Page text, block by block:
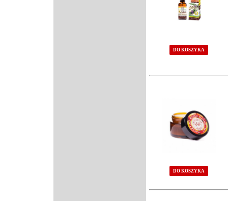
DO KOSZYKA
DO KOSZYKA